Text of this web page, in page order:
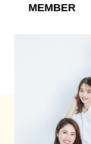
MEMBER